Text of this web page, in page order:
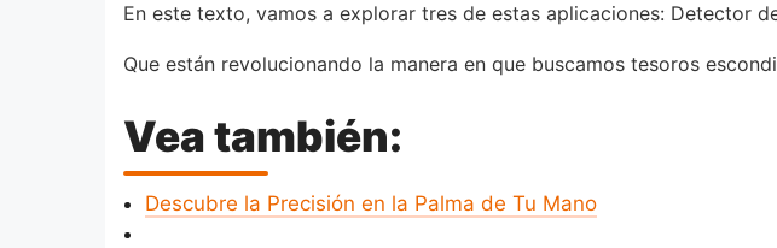
En este texto, vamos a explorar tres de estas aplicaciones: Detector
Que están revolucionando la manera en que buscamos tesoros
Vea también:
Descubre la Precisión en la Palma de Tu Mano